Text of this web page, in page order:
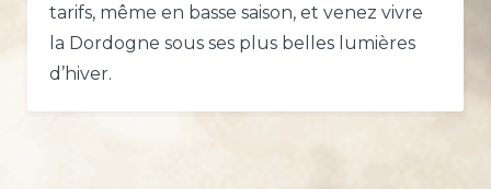
tarifs, même en basse saison, et venez vivre
la Dordogne sous ses plus belles lumières
d’hiver.